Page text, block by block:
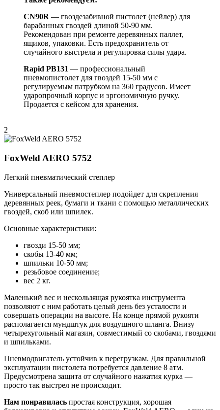
CN90R — гвоздезабивной пистолет (нейлер) для
барабанных гвоздей длиной 50-90 мм.
Рекомендован при ремонте деревянных паллет,
ящиков, упаковки. Есть предохранитель от
случайного выстрела и регулировка силы удара.
Rapid PB131 — профессиональный
пневмопистолет для гвоздей 15-50 мм с
регулируемым патрубком на 360 градусов. Имеет
ударопрочный корпус и эргономичную ручку.
Продается с кейсом для хранения.
2
FoxWeld AERO 5752
Легкий пневматический степлер
Универсальный пневмостеплер подойдет для скрепления
деревянных реек, бумаги и ткани с помощью металлических
гвоздей, скоб или шпилек.
Основные характеристики:
гвозди 15-50 мм;
скобы 13-40 мм;
шпильки 10-50 мм;
резьбовое соединение;
вес 2 кг.
Маленький вес и нескользящая рукоятка инструмента
позволяют с ним работать целый день без усталости и
совершать операции на высоте. На конце прямой рукояти
располагается мундштук для воздушного шланга. Внизу —
четырехугольный магазин, совместимый со скобами, гвоздями
и шпильками.
Пневмодвигатель устойчив к перегрузкам. Для правильной
эксплуатации пистолета потребуется давление 8 атм.
Предусмотрена защита от случайного нажатия курка —
просто так выстрел не происходит.
Нам понравилась простая конструкция, хорошая